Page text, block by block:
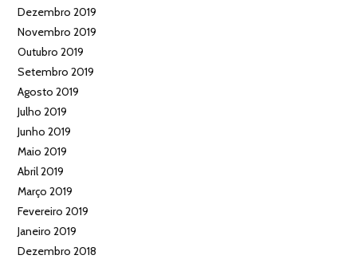
Dezembro 2019
Novembro 2019
Outubro 2019
Setembro 2019
Agosto 2019
Julho 2019
Junho 2019
Maio 2019
Abril 2019
Março 2019
Fevereiro 2019
Janeiro 2019
Dezembro 2018